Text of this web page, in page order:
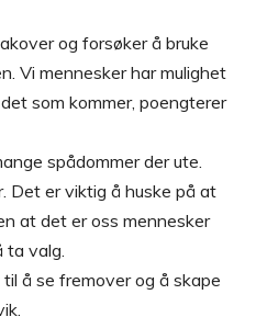
og forsøker å bruke
Vi mennesker har mulighet
som kommer, poengterer
spådommer der ute.
Det er viktig å huske på at
at det er oss mennesker
valg.
å se fremover og å skape